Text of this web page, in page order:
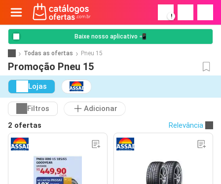
!
Baixe nosso aplicativo 📲
Todas as ofertas Pneu 15
Promoção Pneu 15
Lojas
Filtros
Adicionar
2 ofertas
Relevância